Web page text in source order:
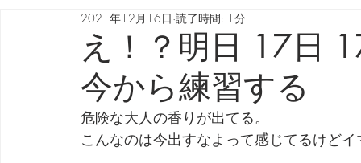
弦交換の記録 DTM 始める 知っておきたいコト
Imanjy Studio 使われているモノ 食べんじーの美味
劇団 Avan 劇伴が出来るまでを追ったドキュメンタリー
え！？明日 17日
今から練習する
2021年12月16日 読了時間: 1分
危険な大人の香りが出てる。
こんなのは今出すなよって感じてるけど